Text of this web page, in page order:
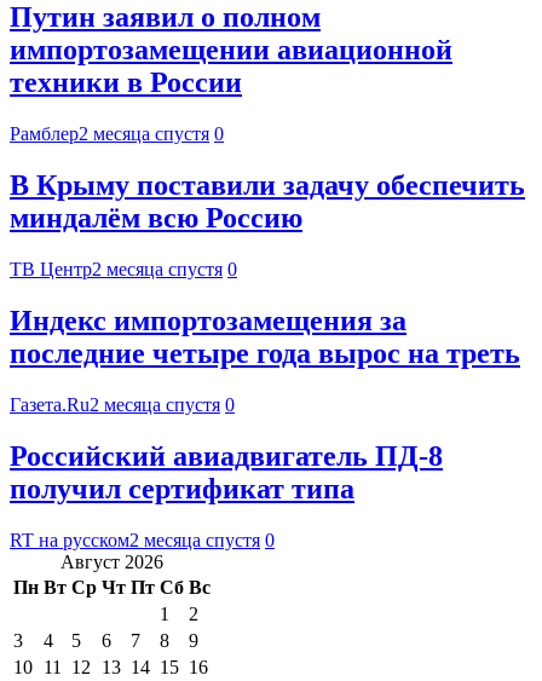
Путин заявил о полном
импортозамещении авиационной
техники в России
Рамблер2 месяца спустя 0
В Крыму поставили задачу обеспечить
миндалём всю Россию
ТВ Центр2 месяца спустя 0
Индекс импортозамещения за
последние четыре года вырос на треть
Газета.Ru2 месяца спустя 0
Российский авиадвигатель ПД-8
получил сертификат типа
RT на русском2 месяца спустя 0
Август 2026
Пн Вт Ср Чт Пт Сб Вс
1
2
3
4 5 6 7 8
9
10 11 12 13 14 15 16